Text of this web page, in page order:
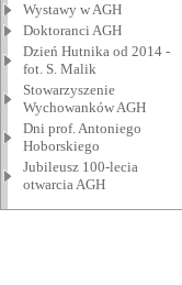
Wystawy w AGH
Doktoranci AGH
Dzień Hutnika od 2014 -
fot. S. Malik
Stowarzyszenie
Wychowanków AGH
Dni prof. Antoniego
Hoborskiego
Jubileusz 100-lecia
otwarcia AGH